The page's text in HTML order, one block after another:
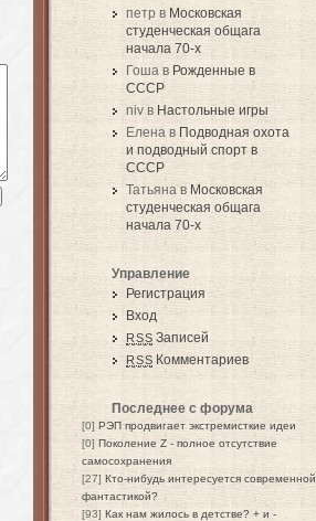
петр в Московская
студенческая общага
начала 70-х
Гоша в Рожденные в
СССР
niv в Настольные игры
Елена в Подводная охота
и подводный спорт в
СССР
Татьяна в Московская
студенческая общага
начала 70-х
Управление
Регистрация
Вход
RSS Записей
RSS Комментариев
Последнее с форума
[0] РЭП продвигает экстремисткие идеи
[0] Поколение Z - полное отсутствие
самосохранения
[27] Кто-нибудь интересуется современной
фантастикой?
[93] Как нам жилось в детстве? + и -